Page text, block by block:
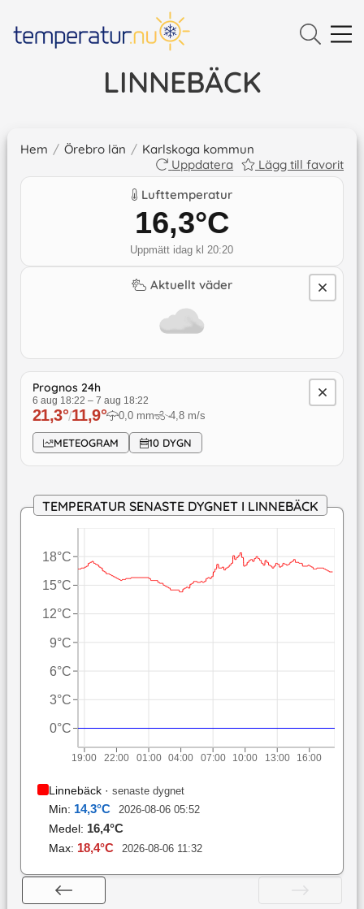
LINNEBÄCK
Hem / Örebro län / Karlskoga kommun
Uppdatera
Lägg till favorit
Lufttemperatur
16,3°C
Uppmätt idag kl 20:20
Aktuellt väder
Prognos 24h
6 aug 18:22 – 7 aug 18:22
21,3°/11,9° 0,0 mm ↓4,8 m/s
METEOGRAM 10 DYGN
TEMPERATUR SENASTE DYGNET I LINNEBÄCK
19:00 22:00 01:00 04:00 07:00 10:00 13:00 16:00
0°C
3°C
6°C
9°C
12°C
15°C
18°C
Linnebäck· senaste dygnet
Min: 14,3°C 2026-08-06 05:52
Medel: 16,4°C
Max: 18,4°C 2026-08-06 11:32